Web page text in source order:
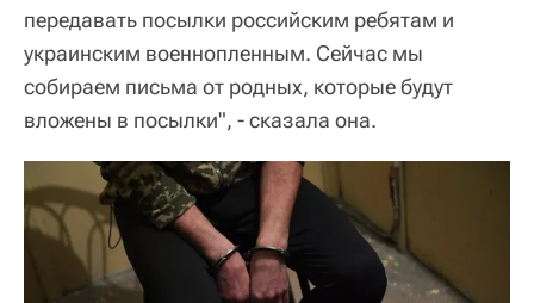
передавать посылки российским ребятам и
украинским военнопленным. Сейчас мы
собираем письма от родных, которые будут
вложены в посылки", - сказала она.